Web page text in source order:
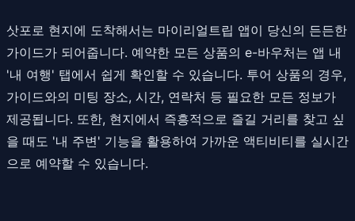
삿포로 현지에 도착해서는 마이리얼트립 앱이 당신의 든든한
가이드가 되어줍니다. 예약한 모든 상품의 e-바우처는 앱 내
'내 여행' 탭에서 쉽게 확인할 수 있습니다. 투어 상품의 경우,
가이드와의 미팅 장소, 시간, 연락처 등 필요한 모든 정보가
제공됩니다. 또한, 현지에서 즉흥적으로 즐길 거리를 찾고 싶
을 때도 '내 주변' 기능을 활용하여 가까운 액티비티를 실시간
으로 예약할 수 있습니다.